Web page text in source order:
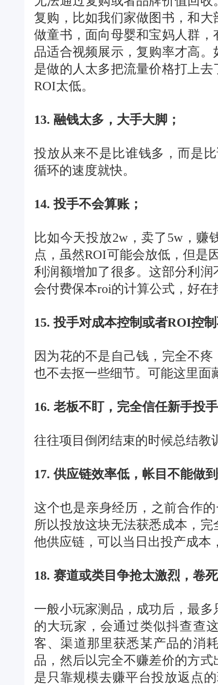
复购，比如我们家做图书，和
做童书，面向母婴和宝妈人群
品适合视频展示，复购率才高
是做的人太多把流量价格打上
ROI太低。
13. 融钱太多，大手大脚；
投放从来不是比谁钱多，而是
循环的速度就快。
14. 投手不会算账；
比如今天投放2w，卖了5w，赚
点，虽然ROI可能会放低，但是
利润额增加了很多。这部分利
会付费保本roi的计算公式，好在
15. 投手对成本控制或者ROI控
因为花的不是自己钱，完全不
也不去抠一些细节。可能这里
16. 老板不盯，完全信任新手投
往往项目倒闭结束的时候总结教
17. 供应链效率低，帐目不能做
这个也是亲身经历，之前合作
所以投放这块无法获悉成本，
他供应链，可以当日出投产成本
18. 赛道或类目争抢太激烈，卷
一般小玩家测品，成功后，最
的大玩家，会通过类似抖查查
客、渠道那里获悉某产品的消
品，然后以完全不赚差价的方
是只靠规模去赚平台投放返点